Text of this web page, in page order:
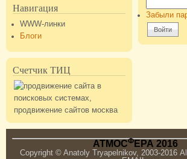
Навигация
WWW-линки
Блоги
Счетчик ТИЦ
Забыли
АТМОСФЕРА 2016
Copyright © Anatoly Tryapelnikov, 2003-2016